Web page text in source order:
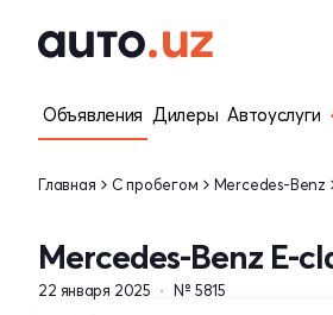
Объявления Дилеры Автоуслуги
Главная С пробегом Mercedes-Benz
Mercedes-Benz E-
22 января 2025 № 5815